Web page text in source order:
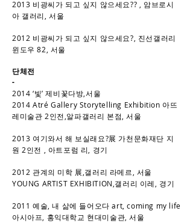
2013 비광씨가 되고 싶지 않으세요?? , 암브로시
아 갤러리, 서울
2012 비광씨가 되고 싶지 않으세요?, 진선갤러리
윈도우 82, 서울
단체전
-
2014 ‘빛’ 제비꽃다방,서울
2014 Atré Gallery Storytelling Exhibition 아뜨
레미술관 2인전,알파갤러리 본점, 서울
2013 여기와서 해 보실래요?展 가천문화재단 지
원 2인전 , 아트포럼 리, 경기
2012 관계의 미학 展,갤러리 라메르, 서울
YOUNG ARTIST EXHIBITION,갤러리 이레, 경기
2011 예술, 내 삶에 들어오다 art, coming my life
아시아프, 홍익대학교 현대미술관, 서울